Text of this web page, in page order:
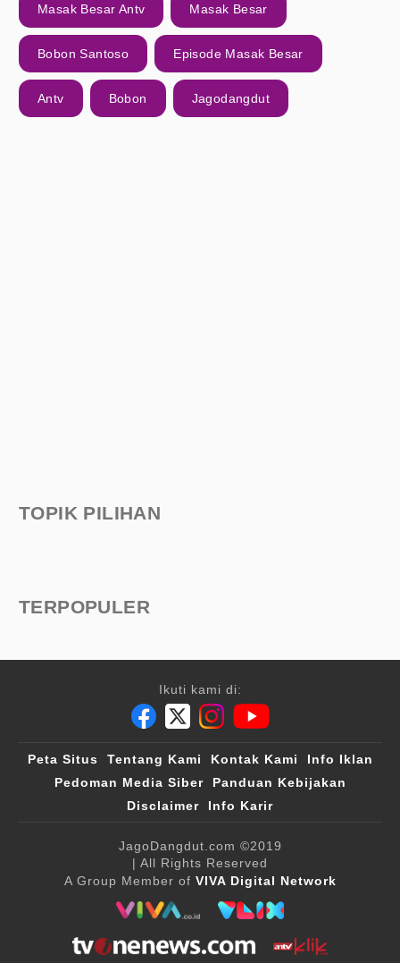
Masak Besar Antv Masak Besar
Bobon Santoso Episode Masak Besar
Antv Bobon Jagodangdut
TOPIK PILIHAN
TERPOPULER
Ikuti kami di:
Peta Situs Tentang Kami Kontak Kami
Info Iklan
Pedoman Media Siber
Panduan Kebijakan
Disclaimer
Info Karir
JagoDangdut.com ©2019
| All Rights Reserved
A Group Member of VIVA Digital Network